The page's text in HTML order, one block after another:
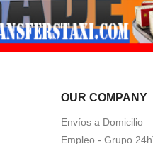
OUR COMPANY
Envíos a Domicilio
Empleo - Grupo